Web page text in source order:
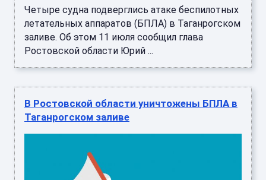
Четыре судна подверглись атаке беспилотных
летательных аппаратов (БПЛА) в Таганрогском
заливе. Об этом 11 июля сообщил глава
Ростовской области Юрий ...
В Ростовской области уничтожены БПЛА в
Таганрогском заливе